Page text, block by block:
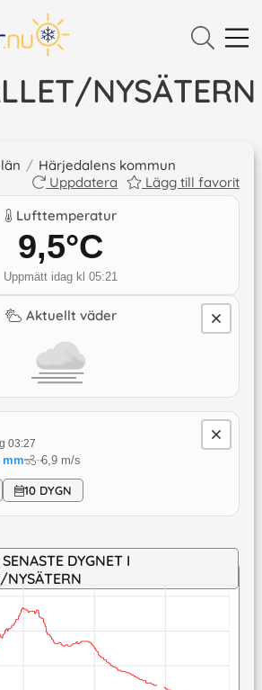
NYSÄTERN
/ Härjedalens kommun
Uppdatera
Lägg till favorit
Lufttemperatur
9,5°C
Uppmätt idag kl 05:21
Aktuellt väder
03:27
↓6,9m/s
10 DYGN
DYGNET I
NYSÄTERN